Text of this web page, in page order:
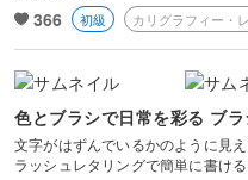
366 初級 カリグラフィー・
色とブラシで日常を彩る ブ
文字がはずんでいるかのように見
ラッシュレタリングで簡単に書ける